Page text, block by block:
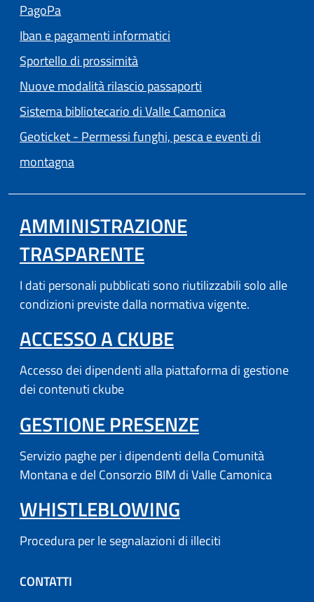
PagoPa
Iban e pagamenti informatici
Sportello di prossimità
Nuove modalità rilascio passaporti
Sistema bibliotecario di Valle Camonica
Geoticket - Permessi funghi, pesca e eventi di
montagna
AMMINISTRAZIONE
TRASPARENTE
I dati personali pubblicati sono riutilizzabili solo alle
condizioni previste dalla normativa vigente.
ACCESSO A CKUBE(APRE IN
Accesso dei dipendenti alla piattaforma di gestione
dei contenuti ckube
GESTIONE PRESENZE(APRE IN
Servizio paghe per i dipendenti della Comunità
Montana e del Consorzio BIM di Valle Camonica
WHISTLEBLOWING
Procedura per le segnalazioni di illeciti
CONTATTI